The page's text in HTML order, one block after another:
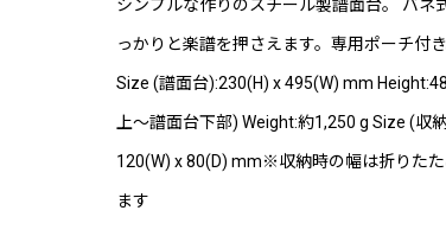
シンプルな作りのスチール製譜面台。 バネ
っかりと楽譜を押さえます。専用ポーチ付
Size (譜面台):230(H) x 495(W) mm
上〜譜面台下部) Weight:約1,250 g Size (収
120(W) x 80(D) mm※収納時の幅は折りた
ます